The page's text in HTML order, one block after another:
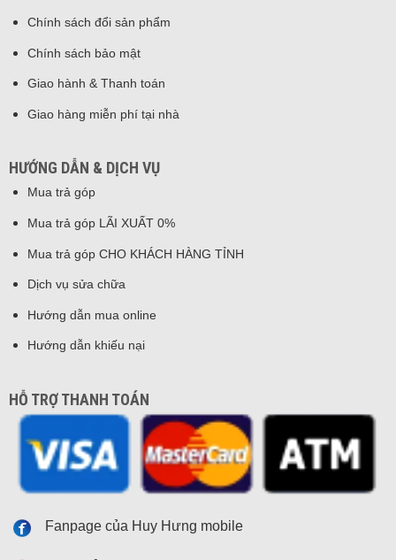
Chính sách đổi sản phẩm
Chính sách bảo mật
Giao hành & Thanh toán
Giao hàng miễn phí tại nhà
HƯỚNG DẪN & DỊCH VỤ
Mua trả góp
Mua trả góp LÃI XUẤT 0%
Mua trả góp CHO KHÁCH HÀNG TỈNH
Dịch vụ sửa chữa
Hướng dẫn mua online
Hướng dẫn khiếu nại
HỖ TRỢ THANH TOÁN
Fanpage của Huy Hưng mobile